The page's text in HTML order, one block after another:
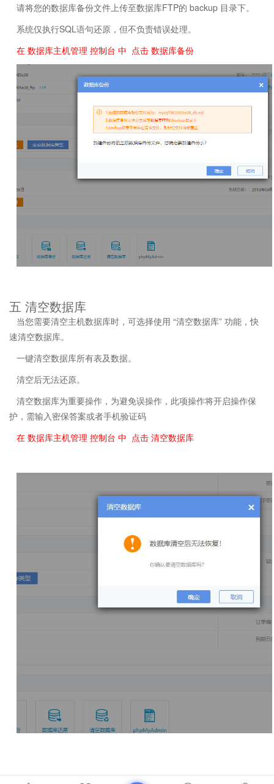
请将您的数据库备份文件上传至数据库FTP的 backup 目录下。
系统仅执行SQL语句还原，但不负责错误处理。
在 数据库主机管理 控制台 中 点击 数据库备份
五 清空数据库
当您需要清空主机数据库时，可选择使用 “清空数据库” 功能，快
速清空数据库。
一键清空数据库所有表及数据。
清空后无法还原。
清空数据库为重要操作，为避免误操作，此项操作将开启操作保
护，需输入密保答案或者手机验证码
在 数据库主机管理 控制台 中 点击 清空数据库